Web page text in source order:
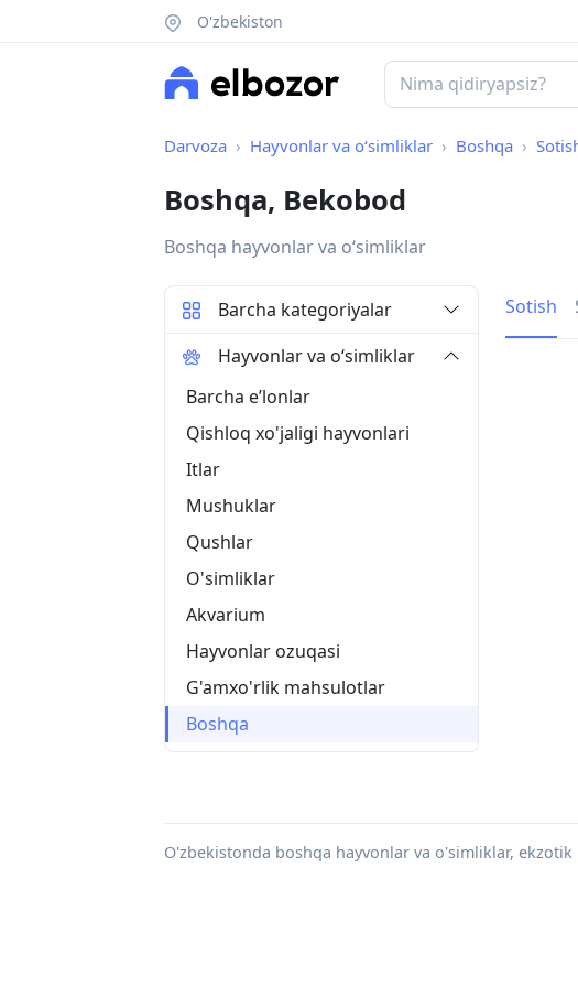
O'zbekiston
Darvoza Hayvonlar va o‘simliklar Boshqa
Boshqa, Bekobod
Boshqa hayvonlar va oʻsimliklar
Sotish
Barcha kategoriyalar
Hayvonlar va o‘simliklar
Barcha eʼlonlar
Qishloq xo'jaligi hayvonlari
Itlar
Mushuklar
Qushlar
O'simliklar
Akvarium
Hayvonlar ozuqasi
G'amxo'rlik mahsulotlar
Boshqa
O'zbekistonda boshqa hayvonlar va o'simliklar,